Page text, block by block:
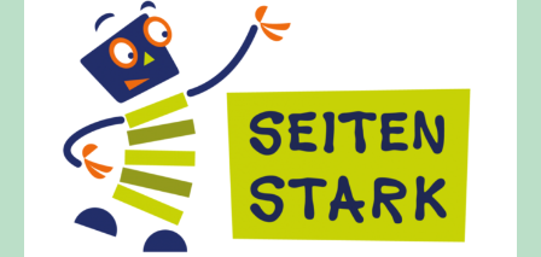
Frieden Fragen
frieden-fragen.de ist ein Internet-Angebot für
Kinder, Eltern und ErzieherInnen das zu
Fragen von Krieg und Frieden, Streit und
Gewalt informiert und einen Austausch zu
diesem Themenbereich ermöglicht. frieden-
fragen.de bietet Antworten auf wichtige